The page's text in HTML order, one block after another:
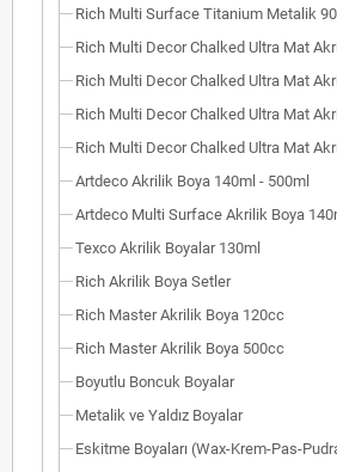
Rich Multi Surface Titanium Metalik
Rich Multi Decor Chalked Ultra Mat
Rich Multi Decor Chalked Ultra Mat
Rich Multi Decor Chalked Ultra Mat
Rich Multi Decor Chalked Ultra Mat
Artdeco Akrilik Boya 140ml - 500ml
Artdeco Multi Surface Akrilik Boya
Texco Akrilik Boyalar 130ml
Rich Akrilik Boya Setler
Rich Master Akrilik Boya 120cc
Rich Master Akrilik Boya 500cc
Boyutlu Boncuk Boyalar
Metalik ve Yaldız Boyalar
Eskitme Boyaları (Wax-Krem-Pas-